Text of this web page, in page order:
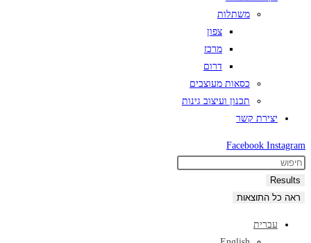
משתלות
צפון
מרכז
דרום
כסאות מעוצבים
תכנון ועיצוב גינות
יצירת קשר
Facebook Instagram
Search
...
Results
ראה כל התוצאות
עברית